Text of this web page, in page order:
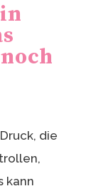
die
kann